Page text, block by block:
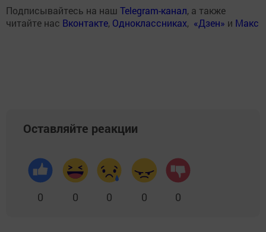
Подписывайтесь на наш Telegram-канал, а также
читайте нас Вконтакте, Одноклассниках, «Дзен» и Макс
Оставляйте реакции
0 0 0 0 0